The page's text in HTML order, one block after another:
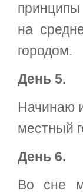
на
городом.
День 5.
Начинаю
местный
День 6.
Во сне